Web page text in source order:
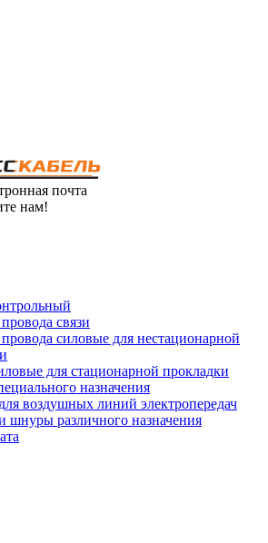
почта
нам!
связи
силовые для нестационарной
для стационарной прокладки
назначения
воздушных линий электропередач
шнуры различного назначения